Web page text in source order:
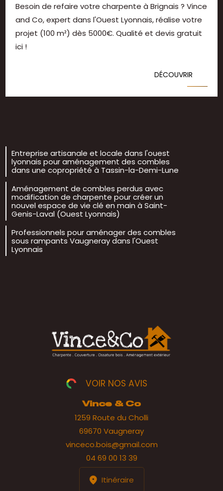
Besoin de refaire votre charpente à Brignais ? Vince
and Co, expert dans l'Ouest Lyonnais, réalise votre
projet (100 m²) dès 5000€. Qualité et devis gratuit
ici !
DÉCOUVRIR
Entreprise artisanale et locale dans l'ouest
lyonnais pour aménagement des combles
dans une copropriété à Tassin-la-Demi-Lune
Aménagement de combles perdus avec
modification de charpente pour créer un
nouvel espace de vie clé en main à Saint-
Genis-Laval (Ouest Lyonnais)
Professionnels pour aménager des combles
sous rampants Vaugneray dans l'Ouest
Lyonnais
VOIR NOS AVIS
Vince & Co
1259 Route du Cholli
69670 Vaugneray
vinceco.bois@gmail.com
04 69 00 13 39
Itinéraire